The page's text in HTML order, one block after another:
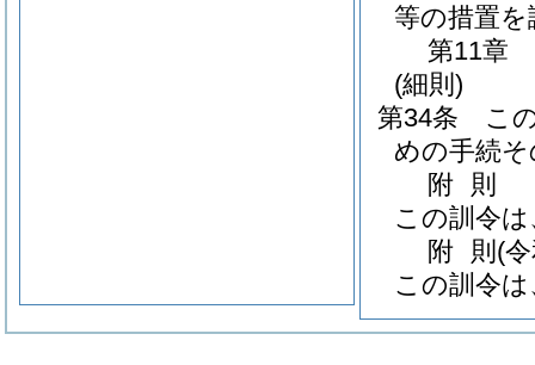
等の措置
第11章
(細則)
第34条
こ
めの手続
附 則
この訓令
附 則 (
この訓令